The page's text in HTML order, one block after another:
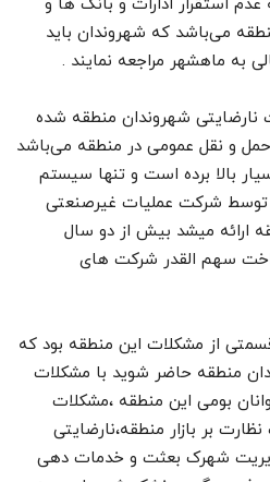
استقرار ادارات و بانک ها و
این منطقه می‌باشد که شهروندان باید
به ماهشهر مراجعه نمایند .
نارضایتی شهروندان منطقه شده
و نقل عمومی در منطقه می‌باشد
بالا برده است و تنها سیستم
شرکت عملیات غیرصنعتی
ارائه میشد بیش از دو سال
سهم القدر شرکت های
از مشکلات این منطقه بود که
منطقه حاضر شوید با مشکلات
بومی این منطقه ،مشکلات
بر بازار منطقه،نارضایتی
شهرک بعثت و خدمات دهی